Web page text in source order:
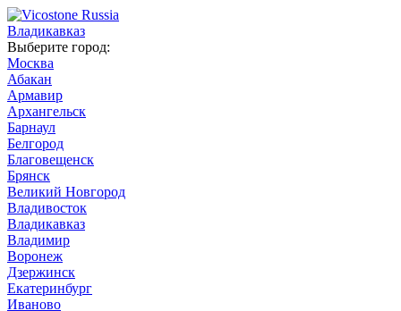
Владикавказ
Выберите город:
Москва
Абакан
Армавир
Архангельск
Барнаул
Белгород
Благовещенск
Брянск
Великий Новгород
Владивосток
Владикавказ
Владимир
Воронеж
Дзержинск
Екатеринбург
Иваново